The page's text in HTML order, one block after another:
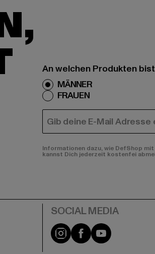
An welchen Produkten
MÄNNER
FRAUEN
E-MAIL
Informationen dazu, wie DefShop
kannst Dich jederzeit kostenfei
Instagram
FacebookYouTube